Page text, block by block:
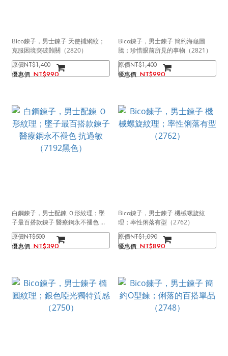
Bico鍊子，男士鍊子 天使捕網紋；
克服困境突破難關（2820）
NT$1,400
NT$990
Bico鍊子，男士鍊子 簡約海龜圖
騰；珍惜眼前所見的事物（2821）
NT$1,400
NT$990
白鋼鍊子，男士配鍊 Ｏ形紋理；墜
子最百搭款鍊子 醫療鋼永不褪色 抗
過敏（7192黑色）
NT$500
NT$390
Bico鍊子，男士鍊子 機械螺旋紋
理；率性俐落有型（2762）
NT$1,090
NT$890